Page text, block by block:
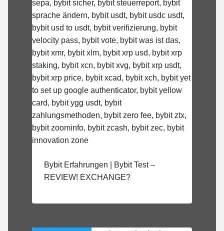
Bybit Erfahrungen | Bybit Test –
REVIEW! EXCHANGE?